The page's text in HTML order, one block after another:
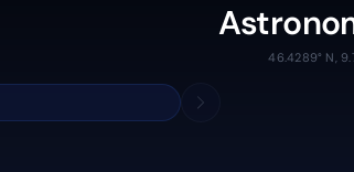
46.4289° N,